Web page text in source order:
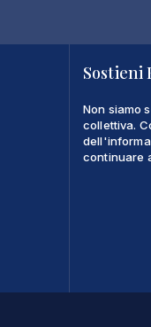
Sostieni
Non siamo
collettiva.
continuare